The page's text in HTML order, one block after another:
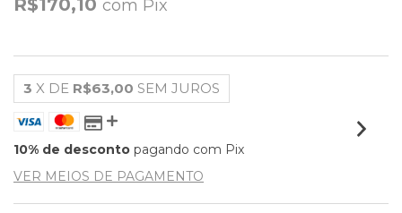
R$170,10 com Pix
3 X DE R$63,00 SEM JUROS
10% de desconto pagando com Pix
VER MEIOS DE PAGAMENTO